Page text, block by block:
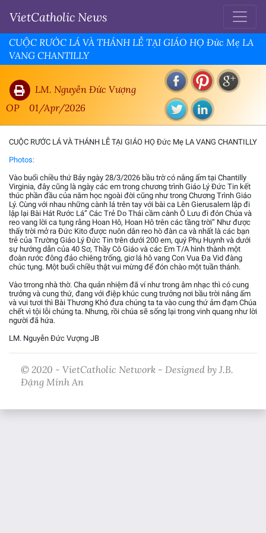
VietCatholic News
CUỘC RƯỚC LÁ VÀ THÁNH LỄ TẠI GIÁO HỌ Đức Mẹ LA
VANG CHANTILLY
LM. Nguyễn Đức Vượng
OP
01/Apr/2026
CUỘC RƯỚC LÁ VÀ THÁNH LỄ TẠI GIÁO HỌ Đức Mẹ LA VANG CHANTILLY
Photos:
Vào buổi chiều thứ Bảy ngày 28/3/2026 bầu trờ có nắng ấm tại Chantilly
Virginia, đây cũng là ngày các em trong chương trình Giáo Lý Đức Tin kết
thúc phần đầu của năm học ngoài đời cũng như trong Chương Trình Giáo
Lý. Cùng với nhau những cành lá trên tay với bài ca Lên Gierusalem lập đi
lập lại Bài Hát Rước Lá” Các Trẻ Do Thái cầm cành Ô Lưu đi đón Chúa và
reo vang lời ca tụng rằng Hoan Hô, Hoan Hô trên các tầng trời” Như được
thấy trời mở ra Đức Kito được nuôn dân reo hò đàn ca và nhất là các bạn
trẻ của Trường Giáo Lý Đức Tin trên dưới 200 em, quý Phụ Huynh và dưới
sự hướng dẫn của 40 Sơ, Thầy Cô Giáo và các Em T/A hình thành một
đoàn rước đông đảo chiêng trống, giơ lá hô vang Con Vua Đa Vid đàng
chúc tụng. Một buổi chiều thật vui mừng để đón chào một tuần thánh.
Vào trrong nhà thờ. Cha quản nhiệm đã ví như trong âm nhạc thì có cung
trưởng và cung thứ, đang với điệp khúc cung trưởng nơi bầu trời nắng ấm
và vui tươi thì Bài Thương Khó đưa chúng ta ta vào cung thứ ảm đạm Chúa
chết vì tội lỗi chúng ta. Nhưng, rồi chúa sẽ sống lại trong vinh quang như lời
người đã hứa.
LM. Nguyễn Đức Vượng JB
© 2020 - VietCatholic Network - Designed by J.B.
Đặng Minh An